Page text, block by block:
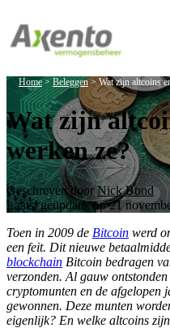
All
Accessibility
screen
reader.
To
start
the
All
in
One
Accessibility
screen
reader,
press
"Ctrl
+
/".
This
Home > Beleggen >Wat zijn altcoins
Wat zijn
werken ze?
Geschreven doorNick Bond
Laatst geüpdatet op 21
Toen in 2009 de Bitcoin werd
een feit. Dit nieuwe
blockchain Bitcoin bedragen
verzonden. Al gauw
cryptomunten en de afgelopen
gewonnen. Deze munten
eigenlijk? En welke altcoins